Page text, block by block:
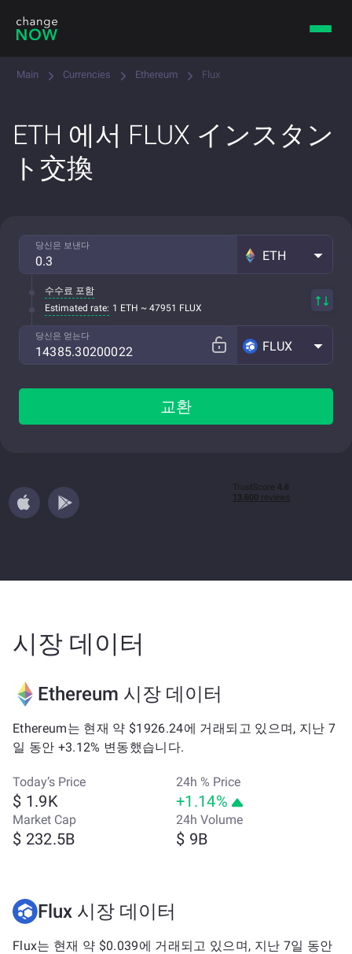
Main Currencies Ethereum Flux
ETH 에서 FLUX インスタン
ト交換
당신은 보낸다
ETH
수수료 포함
Estimated rate: 1 ETH ~ 47951 FLUX
당신은 얻는다
FLUX
교환
시장 데이터
Ethereum 시장 데이터
Ethereum는 현재 약 $1926.24에 거래되고 있으며, 지난 7
일 동안 +3.12% 변동했습니다.
Today’s Price
$ 1.9K
24h % Price
+1.14%
Market Cap
$ 232.5B
24h Volume
$ 9B
Flux 시장 데이터
Flux는 현재 약 $0.039에 거래되고 있으며, 지난 7일 동안